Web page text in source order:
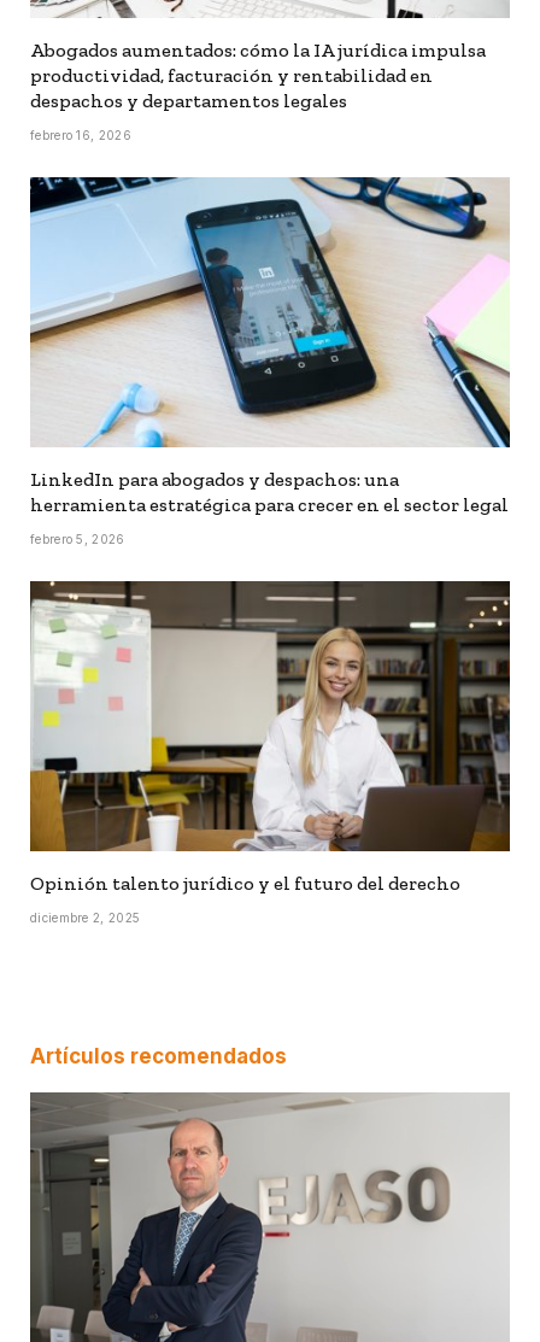
Abogados aumentados: cómo la IA jurídica impulsa
productividad, facturación y rentabilidad en
despachos y departamentos legales
febrero 16, 2026
LinkedIn para abogados y despachos: una
herramienta estratégica para crecer en el sector legal
febrero 5, 2026
Opinión talento jurídico y el futuro del derecho
diciembre 2, 2025
Artículos recomendados